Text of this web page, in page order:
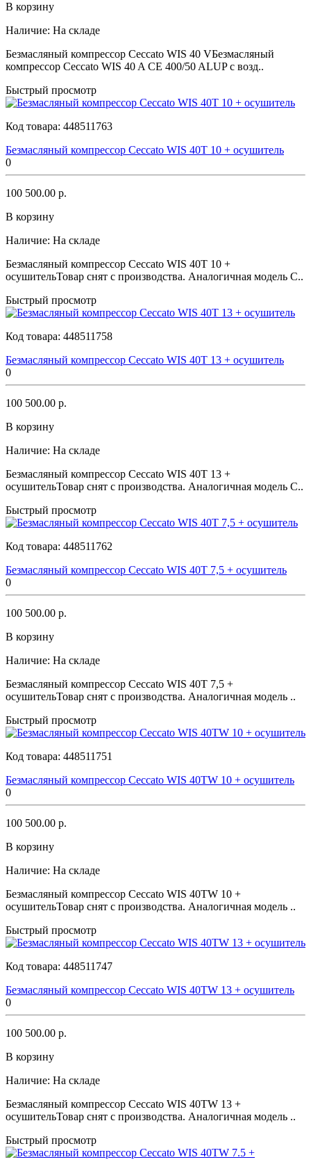
В корзину
Наличие: На складе
Безмасляный компрессор Ceccato WIS 40 VБезмасляный
компрессор Ceccato WIS 40 A CE 400/50 ALUP с возд..
Быстрый просмотр
Код товара: 448511763
Безмасляный компрессор Ceccato WIS 40T 10 + осушитель
0
100 500.00 р.
В корзину
Наличие: На складе
Безмасляный компрессор Ceccato WIS 40T 10 +
осушительТовар снят с производства. Аналогичная модель C..
Быстрый просмотр
Код товара: 448511758
Безмасляный компрессор Ceccato WIS 40T 13 + осушитель
0
100 500.00 р.
В корзину
Наличие: На складе
Безмасляный компрессор Ceccato WIS 40T 13 +
осушительТовар снят с производства. Аналогичная модель C..
Быстрый просмотр
Код товара: 448511762
Безмасляный компрессор Ceccato WIS 40T 7,5 + осушитель
0
100 500.00 р.
В корзину
Наличие: На складе
Безмасляный компрессор Ceccato WIS 40T 7,5 +
осушительТовар снят с производства. Аналогичная модель ..
Быстрый просмотр
Код товара: 448511751
Безмасляный компрессор Ceccato WIS 40TW 10 + осушитель
0
100 500.00 р.
В корзину
Наличие: На складе
Безмасляный компрессор Ceccato WIS 40TW 10 +
осушительТовар снят с производства. Аналогичная модель ..
Быстрый просмотр
Код товара: 448511747
Безмасляный компрессор Ceccato WIS 40TW 13 + осушитель
0
100 500.00 р.
В корзину
Наличие: На складе
Безмасляный компрессор Ceccato WIS 40TW 13 +
осушительТовар снят с производства. Аналогичная модель ..
Быстрый просмотр